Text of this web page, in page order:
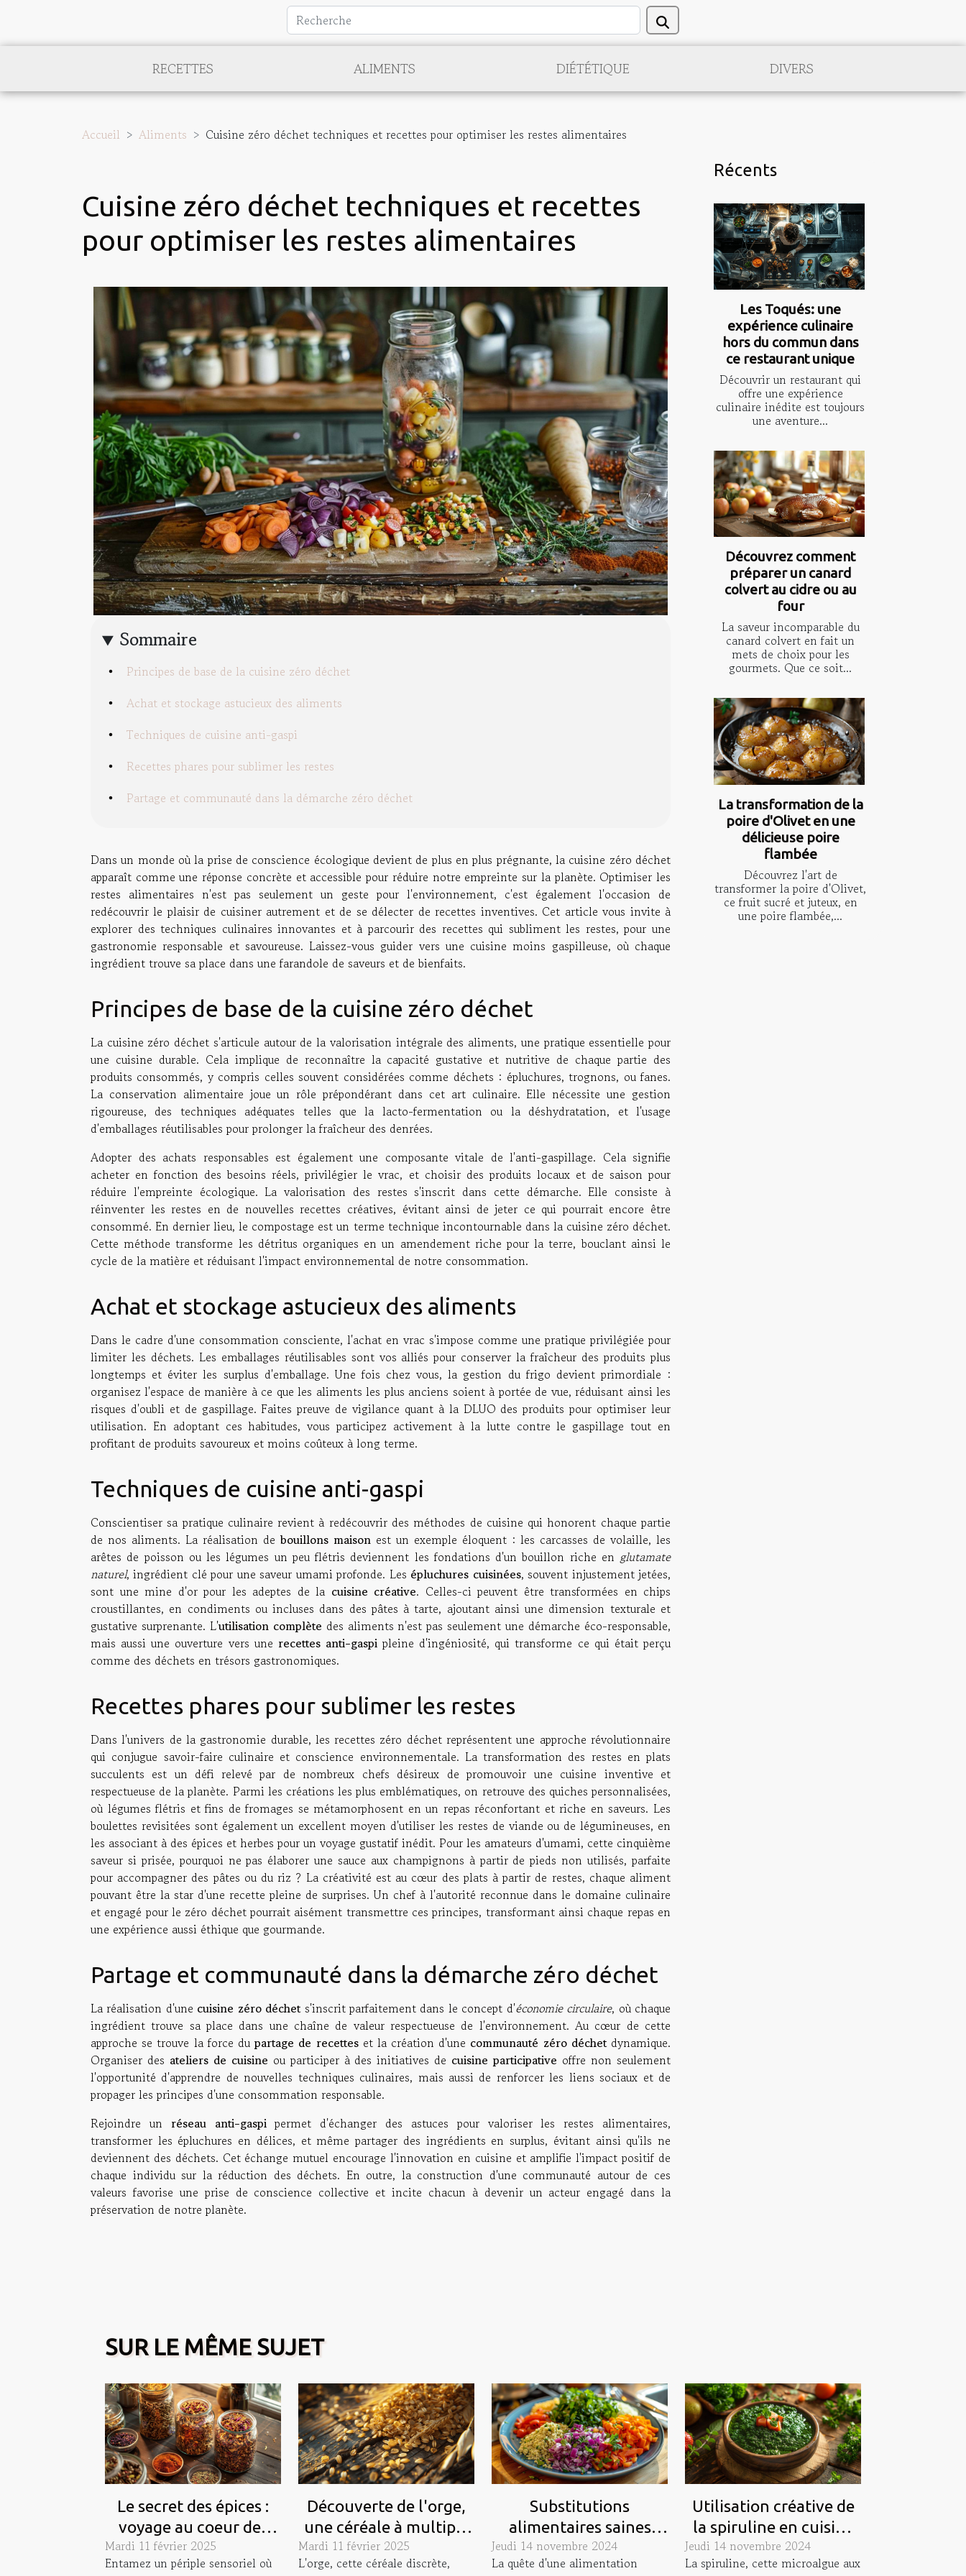
RECETTES ALIMENTS DIÉTÉTIQUE DIVERS
Accueil Aliments Cuisine zéro déchet techniques et recettes pour optimiser les restes alimentaires
Cuisine zéro déchet techniques et recettes
pour optimiser les restes alimentaires
Sommaire
Principes de base de la cuisine zéro déchet
Achat et stockage astucieux des aliments
Techniques de cuisine anti-gaspi
Recettes phares pour sublimer les restes
Partage et communauté dans la démarche zéro déchet
Dans un monde où la prise de conscience écologique devient de plus en plus prégnante, la cuisine zéro déchet
apparaît comme une réponse concrète et accessible pour réduire notre empreinte sur la planète. Optimiser les
restes alimentaires n'est pas seulement un geste pour l'environnement, c'est également l'occasion de
redécouvrir le plaisir de cuisiner autrement et de se délecter de recettes inventives. Cet article vous invite à
explorer des techniques culinaires innovantes et à parcourir des recettes qui subliment les restes, pour une
gastronomie responsable et savoureuse. Laissez-vous guider vers une cuisine moins gaspilleuse, où chaque
ingrédient trouve sa place dans une farandole de saveurs et de bienfaits.
Principes de base de la cuisine zéro déchet
La cuisine zéro déchet s'articule autour de la valorisation intégrale des aliments, une pratique essentielle pour
une cuisine durable. Cela implique de reconnaître la capacité gustative et nutritive de chaque partie des
produits consommés, y compris celles souvent considérées comme déchets : épluchures, trognons, ou fanes.
La conservation alimentaire joue un rôle prépondérant dans cet art culinaire. Elle nécessite une gestion
rigoureuse, des techniques adéquates telles que la lacto-fermentation ou la déshydratation, et l'usage
d'emballages réutilisables pour prolonger la fraîcheur des denrées.
Adopter des achats responsables est également une composante vitale de l'anti-gaspillage. Cela signifie
acheter en fonction des besoins réels, privilégier le vrac, et choisir des produits locaux et de saison pour
réduire l'empreinte écologique. La valorisation des restes s'inscrit dans cette démarche. Elle consiste à
réinventer les restes en de nouvelles recettes créatives, évitant ainsi de jeter ce qui pourrait encore être
consommé. En dernier lieu, le compostage est un terme technique incontournable dans la cuisine zéro déchet.
Cette méthode transforme les détritus organiques en un amendement riche pour la terre, bouclant ainsi le
cycle de la matière et réduisant l'impact environnemental de notre consommation.
Achat et stockage astucieux des aliments
Dans le cadre d'une consommation consciente, l'achat en vrac s'impose comme une pratique privilégiée pour
limiter les déchets. Les emballages réutilisables sont vos alliés pour conserver la fraîcheur des produits plus
longtemps et éviter les surplus d'emballage. Une fois chez vous, la gestion du frigo devient primordiale :
organisez l'espace de manière à ce que les aliments les plus anciens soient à portée de vue, réduisant ainsi les
risques d'oubli et de gaspillage. Faites preuve de vigilance quant à la DLUO des produits pour optimiser leur
utilisation. En adoptant ces habitudes, vous participez activement à la lutte contre le gaspillage tout en
profitant de produits savoureux et moins coûteux à long terme.
Techniques de cuisine anti-gaspi
Conscientiser sa pratique culinaire revient à redécouvrir des méthodes de cuisine qui honorent chaque partie
de nos aliments. La réalisation de bouillons maison est un exemple éloquent : les carcasses de volaille, les
arêtes de poisson ou les légumes un peu flétris deviennent les fondations d'un bouillon riche en glutamate
naturel, ingrédient clé pour une saveur umami profonde. Les épluchures cuisinées, souvent injustement jetées,
sont une mine d'or pour les adeptes de la cuisine créative. Celles-ci peuvent être transformées en chips
croustillantes, en condiments ou incluses dans des pâtes à tarte, ajoutant ainsi une dimension texturale et
gustative surprenante. L'utilisation complète des aliments n'est pas seulement une démarche éco-responsable,
mais aussi une ouverture vers une recettes anti-gaspipleine d'ingéniosité, qui transforme ce qui était perçu
comme des déchets en trésors gastronomiques.
Recettes phares pour sublimer les restes
Dans l'univers de la gastronomie durable, les recettes zéro déchet représentent une approche révolutionnaire
qui conjugue savoir-faire culinaire et conscience environnementale. La transformation des restes en plats
succulents est un défi relevé par de nombreux chefs désireux de promouvoir une cuisine inventive et
respectueuse de la planète. Parmi les créations les plus emblématiques, on retrouve des quiches personnalisées,
où légumes flétris et fins de fromages se métamorphosent en un repas réconfortant et riche en saveurs. Les
boulettes revisitées sont également un excellent moyen d'utiliser les restes de viande ou de légumineuses, en
les associant à des épices et herbes pour un voyage gustatif inédit. Pour les amateurs d'umami, cette cinquième
saveur si prisée, pourquoi ne pas élaborer une sauce aux champignons à partir de pieds non utilisés, parfaite
pour accompagner des pâtes ou du riz ? La créativité est au cœur des plats à partir de restes, chaque aliment
pouvant être la star d'une recette pleine de surprises. Un chef à l'autorité reconnue dans le domaine culinaire
et engagé pour le zéro déchet pourrait aisément transmettre ces principes, transformant ainsi chaque repas en
une expérience aussi éthique que gourmande.
Partage et communauté dans la démarche zéro déchet
La réalisation d'une cuisine zéro déchets'inscrit parfaitement dans le concept d'économie circulaire, où chaque
ingrédient trouve sa place dans une chaîne de valeur respectueuse de l'environnement. Au cœur de cette
approche se trouve la force dupartage de recetteset la création d'une communauté zéro déchetdynamique.
Organiser des ateliers de cuisine ou participer à des initiatives de cuisine participative offre non seulement
l'opportunité d'apprendre de nouvelles techniques culinaires, mais aussi de renforcer les liens sociaux et de
propager les principes d'une consommation responsable.
Rejoindre un réseau anti-gaspipermet d'échanger des astuces pour valoriser les restes alimentaires,
transformer les épluchures en délices, et même partager des ingrédients en surplus, évitant ainsi qu'ils ne
deviennent des déchets. Cet échange mutuel encourage l'innovation en cuisine et amplifie l'impact positif de
chaque individu sur la réduction des déchets. En outre, la construction d'une communauté autour de ces
valeurs favorise une prise de conscience collective et incite chacun à devenir un acteur engagé dans la
préservation de notre planète.
Récents
Les Toqués: une
expérience culinaire
hors du commun dans
ce restaurant unique
Découvrir un restaurant qui
offre une expérience
culinaire inédite est toujours
une aventure...
Découvrez comment
préparer un canard
colvert au cidre ou au
four
La saveur incomparable du
canard colvert en fait un
mets de choix pour les
gourmets. Que ce soit...
La transformation de la
poire d'Olivet en une
délicieuse poire
flambée
Découvrez l'art de
transformer la poire d'Olivet,
ce fruit sucré et juteux, en
une poire flambée,...
SUR LE MÊME SUJET
Le secret des épices :
voyage au coeur des
saveurs
Mardi 11 février 2025
Entamez un périple sensoriel où
Découverte de l'orge,
une céréale à multiple
facettes
Mardi 11 février 2025
L'orge, cette céréale discrète,
Substitutions
alimentaires saines
pour les intolérances
comment cuisiner sans
Jeudi 14 novembre 2024
La quête d'une alimentation
Utilisation créative de
la spiruline en cuisine
tendances et recettes
Jeudi 14 novembre 2024
La spiruline, cette microalgue aux